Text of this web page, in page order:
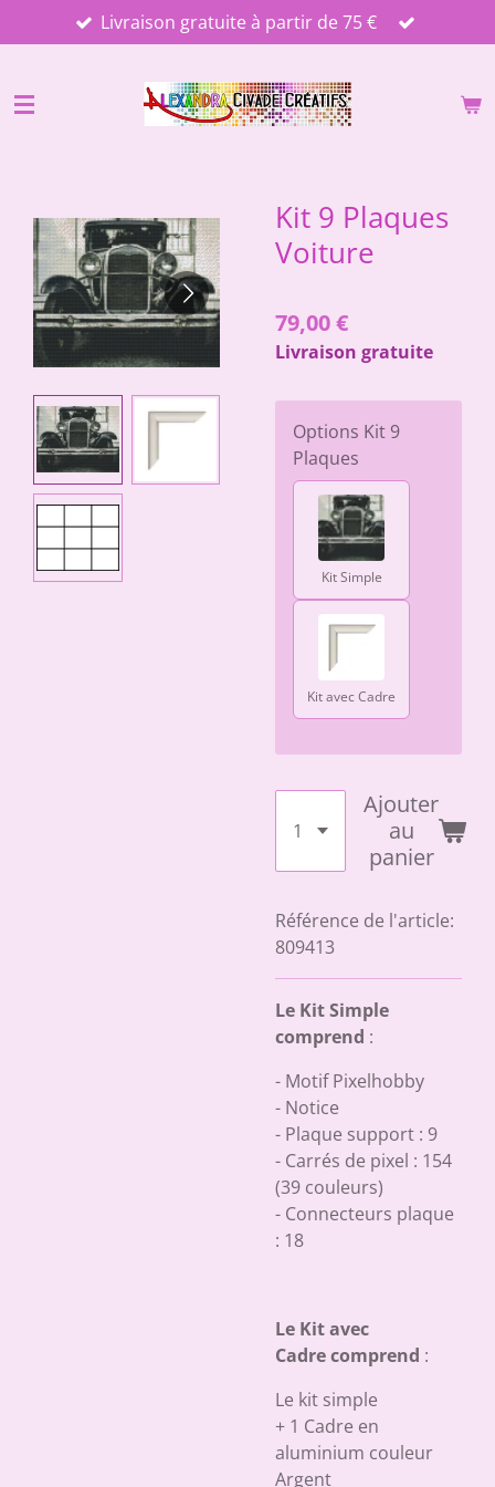
au
principal
Livraison gratuite à partir de 75 €
Kit 9 Plaques
Voiture
79,00 €
Livraison gratuite
Options Kit 9
Plaques
Kit Simple
Kit avec Cadre
Ajouter
au
panier
Référence de l'article:
809413
Le Kit Simple
comprend :
- Motif Pixelhobby
- Notice
- Plaque support : 9
- Carrés de pixel : 154
(39 couleurs)
- Connecteurs plaque
: 18
Le Kit avec
Cadre comprend :
Le kit simple
+ 1 Cadre en
aluminium couleur
Argent